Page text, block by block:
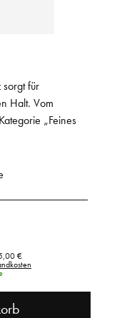
sorgt für
Halt. Vom
„Feines
€